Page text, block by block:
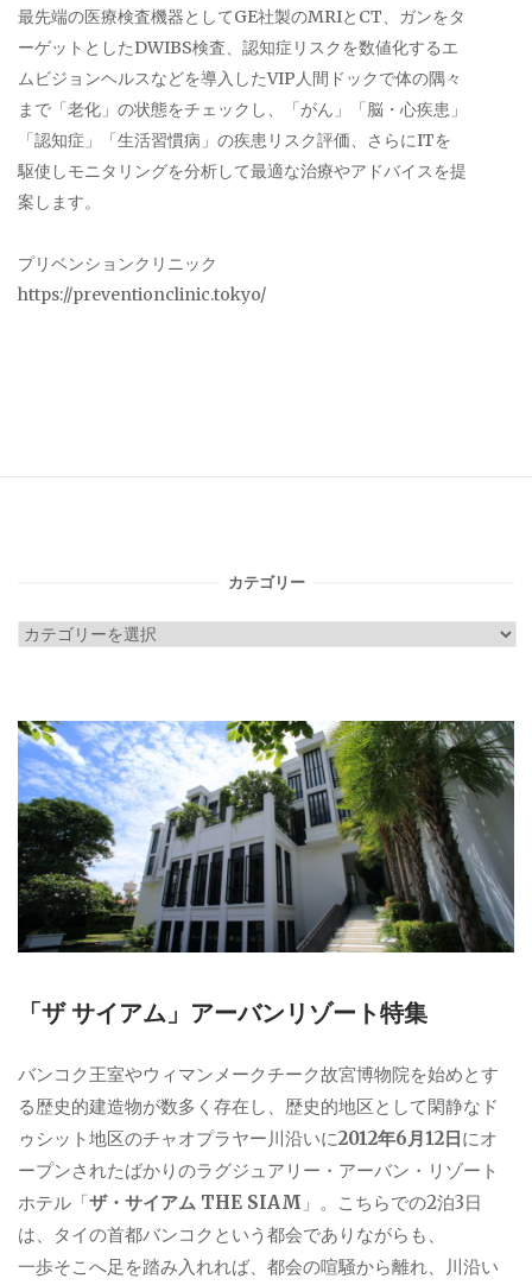
最先端の医療検査機器としてGE社製のMRIとCT、ガンをタ
ーゲットとしたDWIBS検査、認知症リスクを数値化するエ
ムビジョンヘルスなどを導入したVIP人間ドックで体の隅々
まで「老化」の状態をチェックし、「がん」「脳・心疾患」
「認知症」「生活習慣病」の疾患リスク評価、さらにITを
駆使しモニタリングを分析して最適な治療やアドバイスを提
案します。
プリベンションクリニック
https://preventionclinic.tokyo/
カテゴリー
カ
リ
ー
「ザ サイアム」アーバンリゾート特集
バンコク王室やウィマンメークチーク故宮博物院を始めとす
る歴史的建造物が数多く存在し、歴史的地区として閑静なド
ゥシット地区のチャオプラヤー川沿いに2012年6月12日にオ
ープンされたばかりのラグジュアリー・アーバン・リゾート
ホテル「ザ・サイアム THE SIAM 」。こちらでの2泊3日
は、タイの首都バンコクという都会でありながらも、
一歩そこへ足を踏み入れれば、都会の喧騒から離れ、川沿い